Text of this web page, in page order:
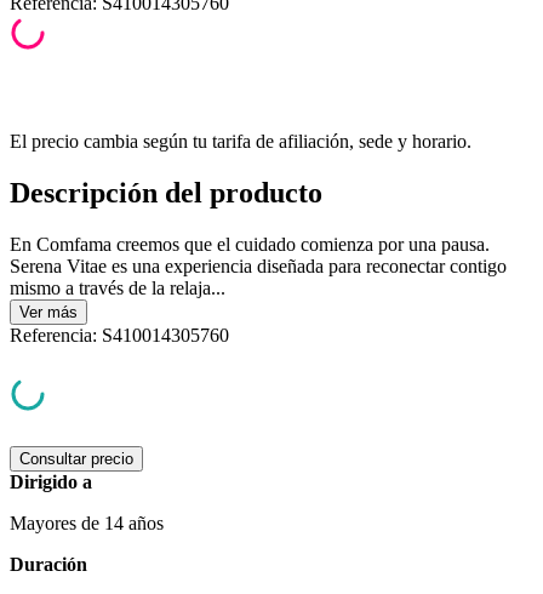
El precio cambia según tu tarifa de afiliación, sede y horario.
Descripción del producto
En Comfama creemos que el cuidado comienza por una pausa.
Serena Vitae es una experiencia diseñada para reconectar contigo
mismo a través de la relaja...
Ver más
Referencia: S410014305760
Consultar precio
Dirigido a
Mayores de 14 años
Duración